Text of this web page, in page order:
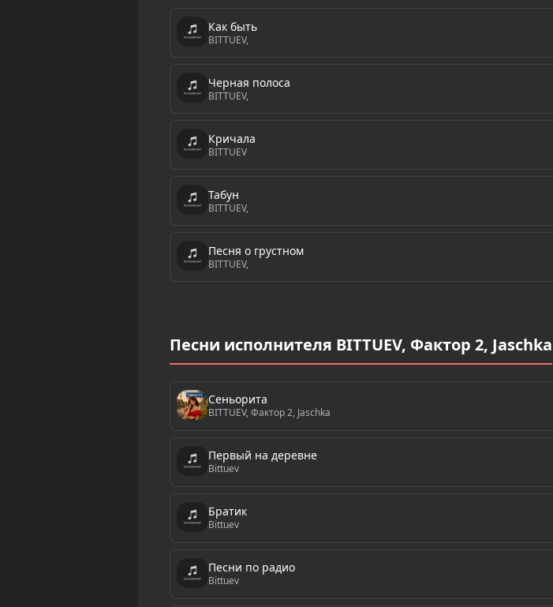
Как быть
BITTUEV,
Черная полоса
BITTUEV,
Кричала
BITTUEV
Табун
BITTUEV,
Песня о грустном
BITTUEV,
Песни исполнителя BITTUEV, Фактор 2, Jaschka
Сеньорита
BITTUEV, Фактор 2, Jaschka
Первый на деревне
Bittuev
Братик
Bittuev
Песни по радио
Bittuev